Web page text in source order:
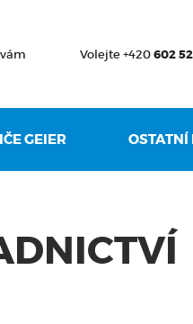
GEIER OSTATNÍ
Volejte +420602